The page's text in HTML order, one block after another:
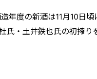
年度の新酒は11月10日
氏・土井鉄也氏の初搾り